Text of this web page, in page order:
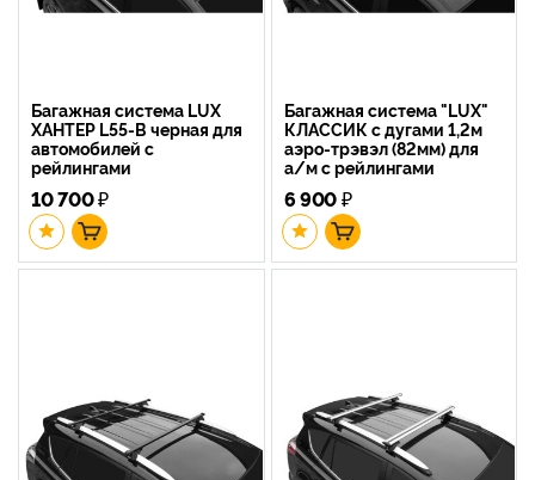
Багажная система LUX
ХАНТЕР L55-B черная для
автомобилей с
рейлингами
10 700₽
Багажная система "LUX"
КЛАССИК с дугами 1,2м
аэро-трэвэл (82мм) для
а/м с рейлингами
6 900₽